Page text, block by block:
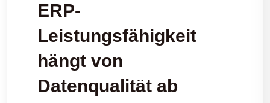
ERP-
Leistungsfähigkeit
hängt von
Datenqualität ab